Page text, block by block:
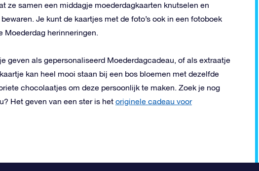
ze samen een middagje moederdagkaarten knutselen en
Je kunt de kaartjes met de foto’s ook in een fotoboek
Moederdag herinneringen.
geven als gepersonaliseerd Moederdagcadeau, of als extraatje
kan heel mooi staan bij een bos bloemen met dezelfde
chocolaatjes om deze persoonlijk te maken. Zoek je nog
Het geven van een ster is het originele cadeau voor